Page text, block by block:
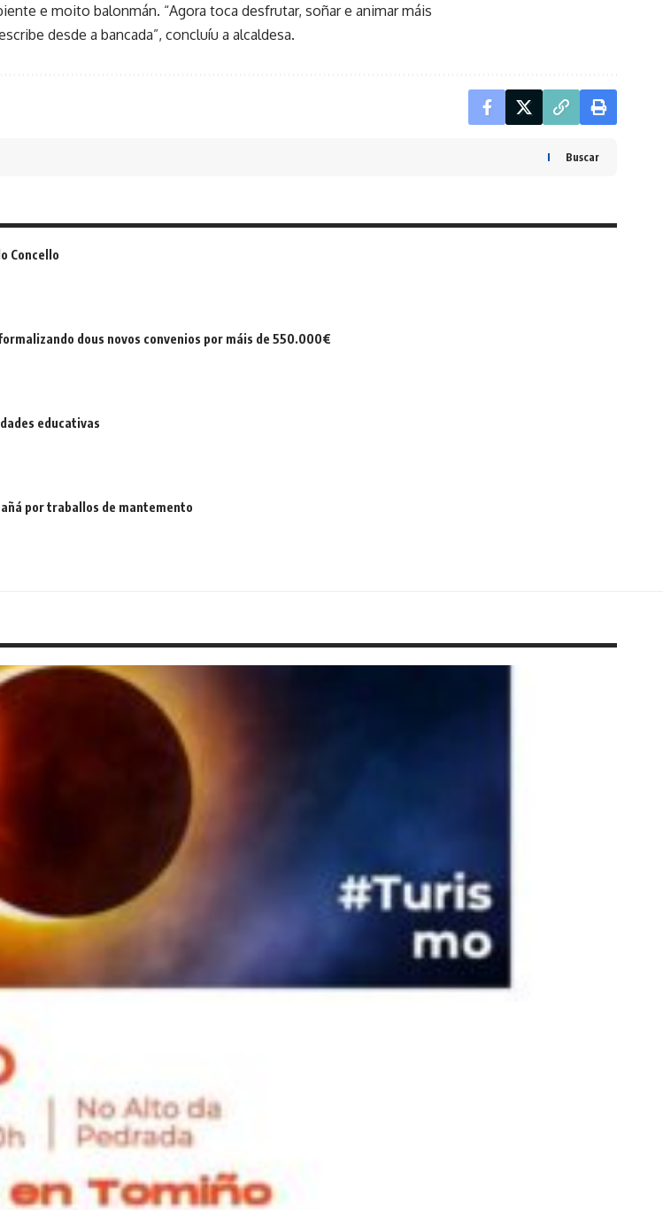
e moito balonmán. “Agora toca desfrutar, soñar e animar máis
desde a bancada”, concluíu a alcaldesa.
Buscar
Concello
dous novos convenios por máis de 550.000€
educativas
por traballos de mantemento